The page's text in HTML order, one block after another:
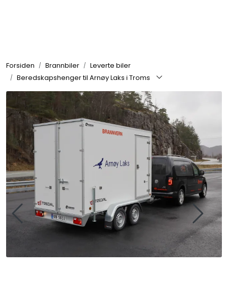
Forsiden Brannbiler
Leverte biler
Beredskapshenger til Arnøy Laks i Troms
Produkter
Reservedeler
Nyheter
Om oss
Kvalitet og miljø